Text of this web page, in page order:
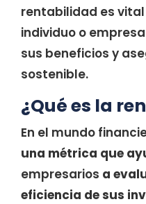
rentabilidad es
individuo o
sus beneficios y
sostenible.
¿Qué es la
En el mundo
una métrica que
empresarios a
eficiencia de sus